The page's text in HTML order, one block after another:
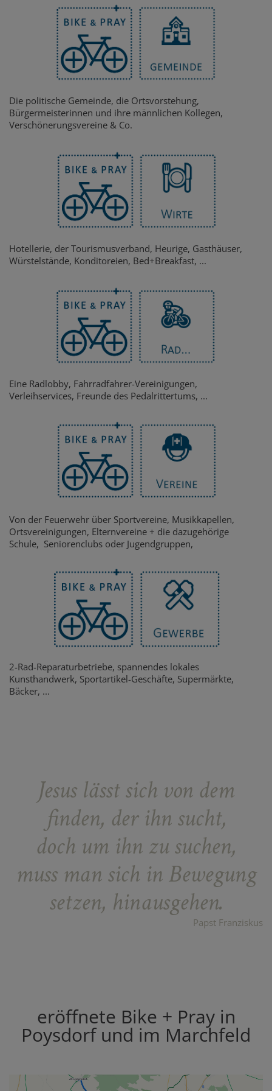
Die politische Gemeinde, die Ortsvorstehung,
Bürgermeisterinnen und ihre männlichen Kollegen,
Verschönerungsvereine & Co.
Hotellerie, der Tourismusverband, Heurige, Gasthäuser,
Würstelstände, Konditoreien, Bed+Breakfast, ...
Eine Radlobby, Fahrradfahrer-Vereinigungen,
Verleihservices, Freunde des Pedalrittertums, ...
Von der Feuerwehr über Sportvereine, Musikkapellen,
Ortsvereinigungen, Elternvereine + die dazugehörige
Schule, Seniorenclubs oder Jugendgruppen,
2-Rad-Reparaturbetriebe, spannendes lokales
Kunsthandwerk, Sportartikel-Geschäfte, Supermärkte,
Bäcker, ...
Jesus lässt sich von dem
finden, der ihn sucht,
doch um ihn zu suchen,
muss man sich in Bewegung
setzen, hinausgehen.
Papst Franziskus
eröffnete Bike + Pray in
Poysdorf und im Marchfeld